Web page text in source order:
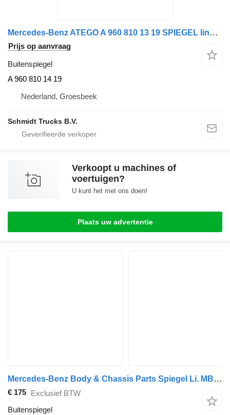
Mercedes-Benz ATEGO A 960 810 13 19 SPIEGEL links EURO 6 A 960 810 14 19 buitenspiegel voor vrachtwagen
Prijs op aanvraag
Buitenspiegel
A 960 810 14 19
Nederland, Groesbeek
Schmidt Trucks B.V.
Verkoopt u machines of
voertuigen?
U kunt het met ons doen!
Plaats uw advertentie
Mercedes-Benz Body & Chassis Parts Spiegel Li. MB MP4 9608101619 buitenspiegel voor vrachtwagen
€ 175 Exclusief BTW
Buitenspiegel